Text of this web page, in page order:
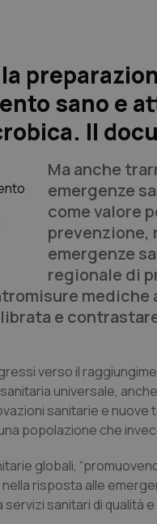
sano e
Il
Ma anche
emergenze
come valore
prevenzione,
emergenze
regionale di
e
verso il
universale,
sanitarie e
popolazione che
globali,
risposta alle
sanitari di qualità